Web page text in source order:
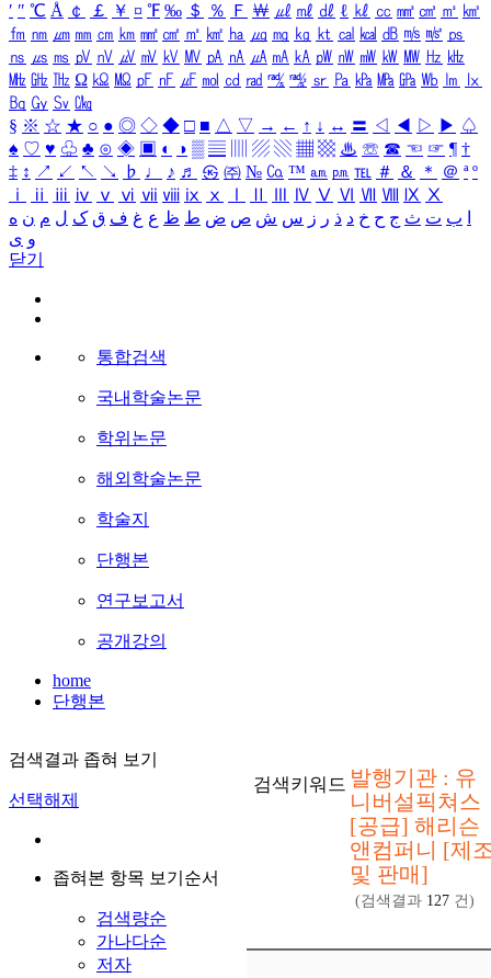
′ ″ ℃ Å ￠ ￡ ￥ ¤ ℉ ‰ ＄ ％ Ｆ ￦ ㎕ ㎖ ㎗ ℓ ㎘ ㏄ ㎣ ㎤ ㎥ ㎦
㎙ ㎚ ㎛ ㎜ ㎝ ㎞ ㎟ ㎠ ㎡ ㎢ ㏊ ㎍ ㎎ ㎏ ㏏ ㎈ ㎉ ㏈ ㎧ ㎨ ㎰
㎱ ㎲ ㎳ ㎴ ㎵ ㎶ ㎷ ㎸ ㎹ ㎀ ㎁ ㎂ ㎃ ㎄ ㎺ ㎻ ㎽ ㎾ ㎿ ㎐ ㎑
㎒ ㎓ ㎔ Ω ㏀ ㏁ ㎊ ㎋ ㎌ ㏖ ㏅ ㎭ ㎮ ㎯ ㏛ ㎩ ㎪ ㎫ ㎬ ㏝ ㏐
㏓
㏃ ㏉ ㏜ ㏆
§ ※ ☆ ★ ○ ● ◎ ◇ ◆ □ ■ △ ▽ → ← ↑ ↓ ↔ 〓 ◁ ◀ ▷ ▶ ♤
♠ ♡ ♥ ♧ ♣ ⊙ ◈ ▣ ◐ ◑ ▒ ▤ ▨ ▧ ▦ ▩ ♨ ☏ ☎ ☜ ☞ ¶ †
‡ ↕ ↗ ↙ ↖ ↘ ♭ ♩ ♪ ♬ ㉿ ㈜ № ㏇ ™ ㏂ ㏘ ℡ ＃ ＆ ＊ ＠ ª º
ⅰ
ⅱ ⅲ ⅳ ⅴ ⅵ ⅶ ⅷ ⅸ ⅹ Ⅳ Ⅴ Ⅵ Ⅶ Ⅷ Ⅸ Ⅹ
ب ت ث ج ح خ د ذ ر ز س ش ص ض ط ظ ع غ ف ق ک ل م ن ه
و ی
닫기
통합검색
국내학술논문
학위논문
해외학술논문
학술지
단행본
연구보고서
공개강의
home
단행본
검색결과 좁혀 보기
선택해제
좁혀본 항목 보기순서
검색량순
가나다순
저자
검색키워드 발행기관 : 유
니버설픽쳐스
[공급] 해리슨
앤컴퍼니 [제
및 판매]
(검색결과 127 건)